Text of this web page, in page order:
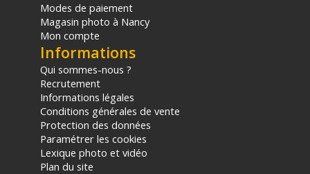
Modes de paiement
Magasin photo à Nancy
Mon compte
Informations
Qui sommes-nous ?
Recrutement
Informations légales
Conditions générales de vente
Protection des données
Paramétrer les cookies
Lexique photo et vidéo
Plan du site